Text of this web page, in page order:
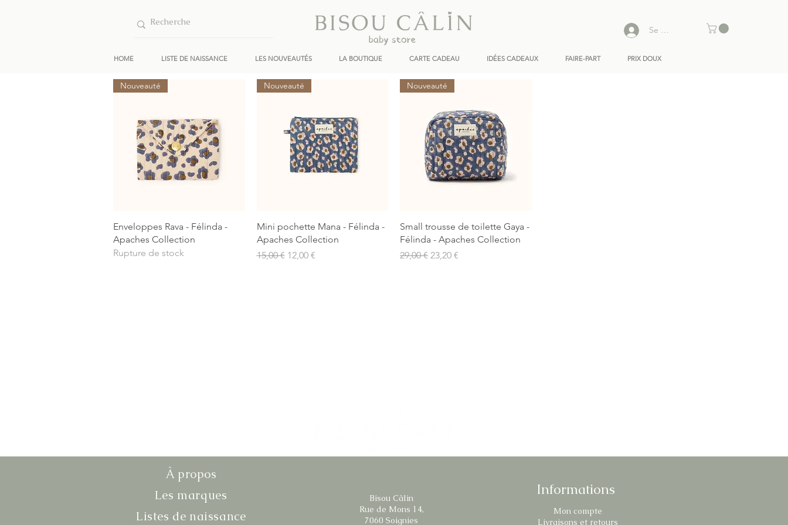
HOME LISTE DE NAISSANCE LES NOUVEAUTÉS LA BOUTIQUE CARTE CADEAU IDÉES CADEAUX FAIRE-PART PRIX DOUX
Se connecter
Aperçu rapide
Nouveauté
Enveloppes Rava - Félinda -
Apaches Collection
Rupture de stock
Aperçu rapide
Nouveauté
Mini pochette Mana - Félinda -
Apaches Collection
Prix original
15,00 € Prix promotionnel
12,00 €
Aperçu rapide
Nouveauté
Small trousse de toilette Gaya -
Félinda - Apaches Collection
Prix original
29,00 € Prix promotionnel
23,20 €
À propos
Les marques
Listes de naissance
Bisou Câlin
Rue de Mons 14,
7060 Soignies
Informations
Mon compte
Livraisons et retours